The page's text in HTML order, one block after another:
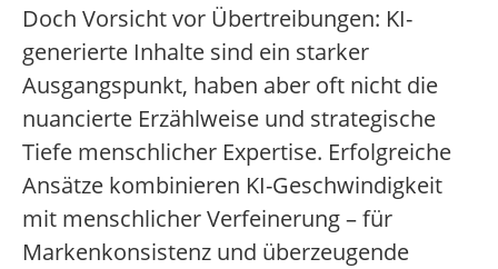
Doch Vorsicht vor Übertreibungen: KI-
generierte Inhalte sind ein starker
Ausgangspunkt, haben aber oft nicht die
nuancierte Erzählweise und strategische
Tiefe menschlicher Expertise. Erfolgreiche
Ansätze kombinieren KI-Geschwindigkeit
mit menschlicher Verfeinerung – für
Markenkonsistenz und überzeugende